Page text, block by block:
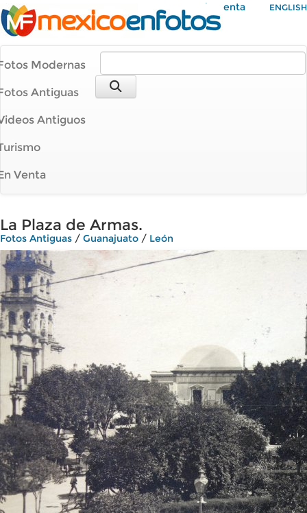
Mi Cuenta ENGLISH
Modernas
Antiguas
Antiguos
Venta
La Plaza de Armas.
Fotos Antiguas / Guanajuato / León